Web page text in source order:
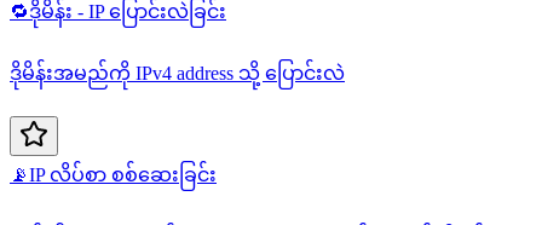
🔁ဒိုမိန်း - IP ပြောင်းလဲခြင်း
ဒိုမိန်းအမည်ကို IPv4 address သို့ ပြောင်းလဲ
📡IP လိပ်စာ စစ်ဆေးခြင်း